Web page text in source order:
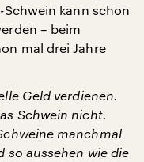
kann schon
– beim
mal drei Jahre
Geld verdienen.
Schwein nicht.
manchmal
so aussehen wie die